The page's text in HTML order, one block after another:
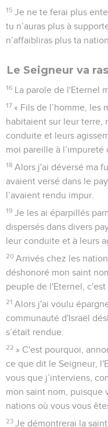
15 Je ne te ferai plus
tu n’auras plus à
n’affaibliras plus ta
Le Seigneur va
16 La parole de l'Eternel
17 « Fils de l’homme, les
habitaient sur leur terre,
conduite et leurs
moi pareille à l’impureté
18 Alors j'ai déversé ma
avaient versé dans le
l’avaient rendu impur.
19 Je les ai éparpillés
dispersés dans divers
leur conduite et à leurs
20 Arrivés chez les
déshonoré mon saint
peuple de l'Eternel, c'est
21 Alors j'ai voulu
communauté d'Israël
s’était rendue.
22 » C'est pourquoi,
ce que dit le Seigneur,
vous que j’interviens,
mon saint nom, puisque
nations où vous vous
23 Je démontrerai la